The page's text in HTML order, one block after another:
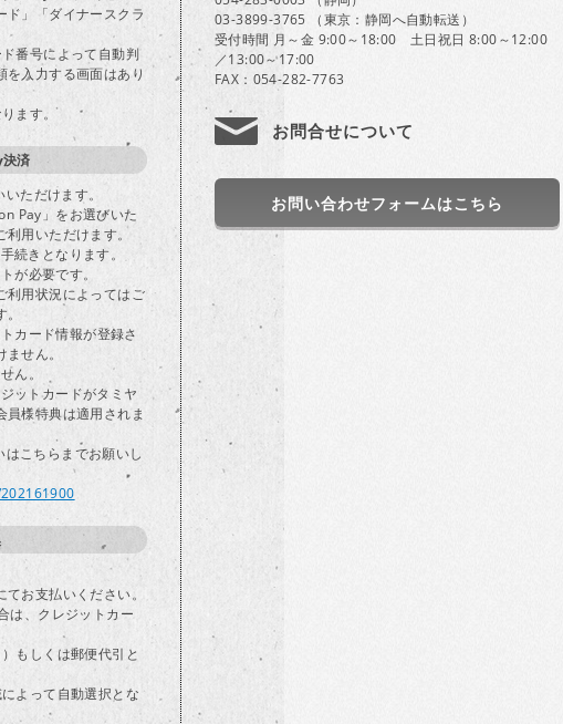
ド」「ダイナースクラ
番号によって自動判
を入力する画面はあり
ます。
済
ただけます。
Pay」をお選びいた
利用いただけます。
続きとなります。
が必要です。
利用状況によってはご
カード情報が登録さ
せん。
ん。
ットカードがタミヤ
員様特典は適用されま
こちらまでお願いし
お支払いください。
は、クレジットカー
もしくは郵便代引と
よって自動選択とな
03-3899-3765 （東京：静岡へ自動転送）
受付時間 月～金 9:00～18:00 土日祝日 8:00～12:00
／13:00～17:00
FAX：054-282-7763
お問合せについて
お問い合わせフォームはこちら